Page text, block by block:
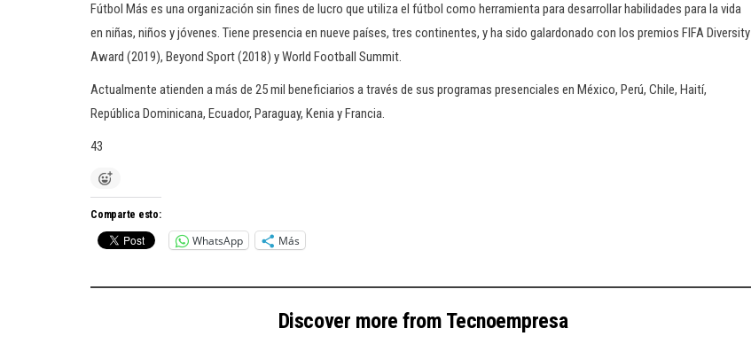
Fútbol Más es una organización sin fines de lucro que utiliza el fútbol como herramienta para desarrollar habilidades para la vida
en niñas, niños y jóvenes. Tiene presencia en nueve países, tres continentes, y ha sido galardonado con los premios FIFA Diversity
Award (2019), Beyond Sport (2018) y World Football Summit.
Actualmente atienden a más de 25 mil beneficiarios a través de sus programas presenciales en México, Perú, Chile, Haití,
República Dominicana, Ecuador, Paraguay, Kenia y Francia.
43
Comparte esto:
WhatsApp Más
Discover more from Tecnoempresa